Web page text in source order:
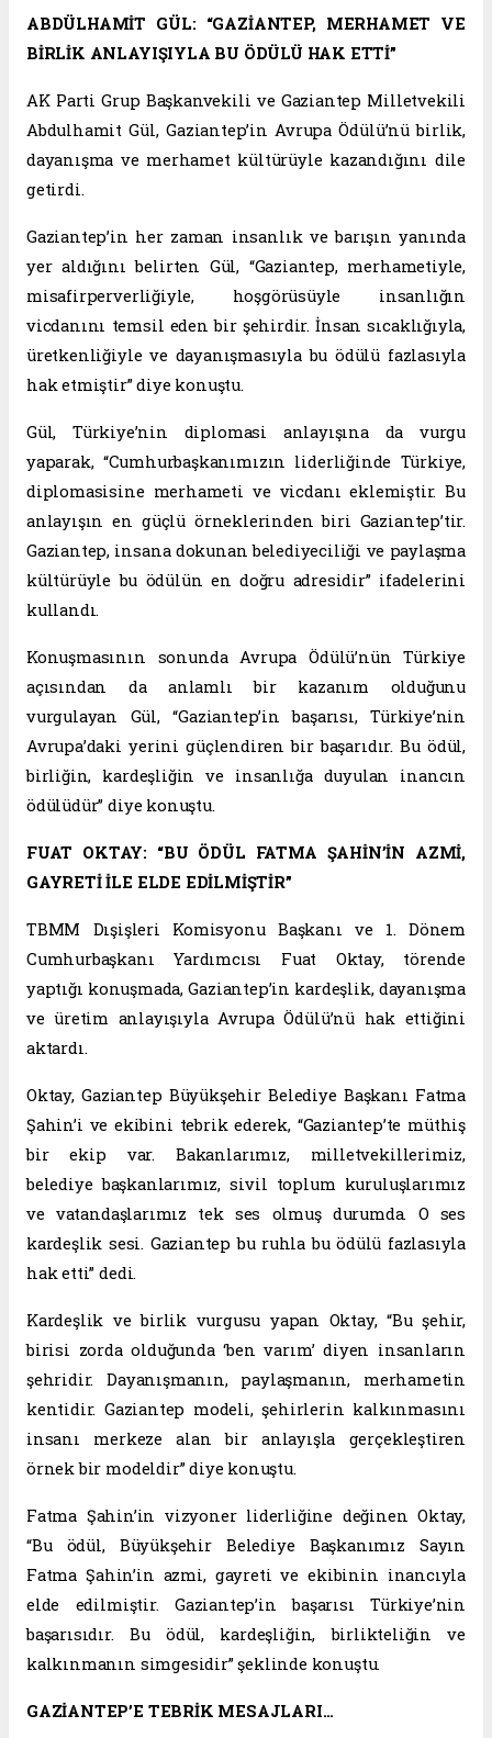
ABDÜLHAMİT GÜL: “GAZİANTEP, MERHAMET VE
BİRLİK ANLAYIŞIYLA BU ÖDÜLÜ HAK ETTİ”
AK Parti Grup Başkanvekili ve Gaziantep Milletvekili
Abdulhamit Gül, Gaziantep’in Avrupa Ödülü’nü birlik,
dayanışma ve merhamet kültürüyle kazandığını dile
getirdi.
Gaziantep’in her zaman insanlık ve barışın yanında
yer aldığını belirten Gül, “Gaziantep, merhametiyle,
misafirperverliğiyle, hoşgörüsüyle insanlığın
vicdanını temsil eden bir şehirdir. İnsan sıcaklığıyla,
üretkenliğiyle ve dayanışmasıyla bu ödülü fazlasıyla
hak etmiştir” diye konuştu.
Gül, Türkiye’nin diplomasi anlayışına da vurgu
yaparak, “Cumhurbaşkanımızın liderliğinde Türkiye,
diplomasisine merhameti ve vicdanı eklemiştir. Bu
anlayışın en güçlü örneklerinden biri Gaziantep’tir.
Gaziantep, insana dokunan belediyeciliği ve paylaşma
kültürüyle bu ödülün en doğru adresidir” ifadelerini
kullandı.
Konuşmasının sonunda Avrupa Ödülü’nün Türkiye
açısından da anlamlı bir kazanım olduğunu
vurgulayan Gül, “Gaziantep’in başarısı, Türkiye’nin
Avrupa’daki yerini güçlendiren bir başarıdır. Bu ödül,
birliğin, kardeşliğin ve insanlığa duyulan inancın
ödülüdür” diye konuştu.
FUAT OKTAY: “BU ÖDÜL FATMA ŞAHİN’İN AZMİ,
GAYRETİ İLE ELDE EDİLMİŞTİR”
TBMM Dışişleri Komisyonu Başkanı ve 1. Dönem
Cumhurbaşkanı Yardımcısı Fuat Oktay, törende
yaptığı konuşmada, Gaziantep’in kardeşlik, dayanışma
ve üretim anlayışıyla Avrupa Ödülü’nü hak ettiğini
aktardı.
Oktay, Gaziantep Büyükşehir Belediye Başkanı Fatma
Şahin’i ve ekibini tebrik ederek, “Gaziantep’te müthiş
bir ekip var. Bakanlarımız, milletvekillerimiz,
belediye başkanlarımız, sivil toplum kuruluşlarımız
ve vatandaşlarımız tek ses olmuş durumda. O ses
kardeşlik sesi. Gaziantep bu ruhla bu ödülü fazlasıyla
hak etti” dedi.
Kardeşlik ve birlik vurgusu yapan Oktay, “Bu şehir,
birisi zorda olduğunda ‘ben varım’ diyen insanların
şehridir. Dayanışmanın, paylaşmanın, merhametin
kentidir. Gaziantep modeli, şehirlerin kalkınmasını
insanı merkeze alan bir anlayışla gerçekleştiren
örnek bir modeldir” diye konuştu.
Fatma Şahin’in vizyoner liderliğine değinen Oktay,
“Bu ödül, Büyükşehir Belediye Başkanımız Sayın
Fatma Şahin’in azmi, gayreti ve ekibinin inancıyla
elde edilmiştir. Gaziantep’in başarısı Türkiye’nin
başarısıdır. Bu ödül, kardeşliğin, birlikteliğin ve
kalkınmanın simgesidir” şeklinde konuştu.
GAZİANTEP’E TEBRİK MESAJLARI…